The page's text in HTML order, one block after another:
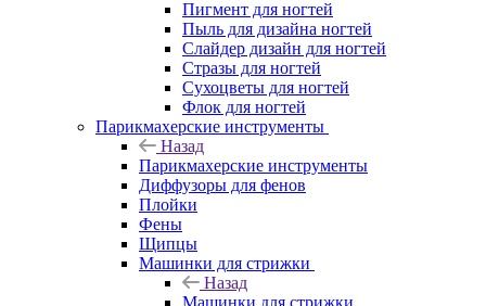
Пигмент для ногтей
Пыль для дизайна ногтей
Слайдер дизайн для ногтей
Стразы для ногтей
Сухоцветы для ногтей
Флок для ногтей
Парикмахерские инструменты
Назад
Парикмахерские инструменты
Диффузоры для фенов
Плойки
Фены
Щипцы
Машинки для стрижки
Назад
Машинки для стрижки